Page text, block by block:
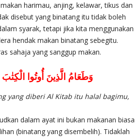
harimau, anjing, kelawar, tikus dan
disebut yang binatang itu tidak boleh
syarak, tetapi jika kita menggunakan
hendak makan binatang sebegitu.
sahaja yang sanggup makan.
وَطَعَامُ الَّذِينَ أُوتُوا
yang diberi Al Kitab itu halal bagimu,
dalam ayat ini bukan makanan biasa
(binatang yang disembelih). Tidaklah